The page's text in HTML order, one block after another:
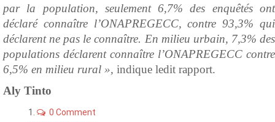
par la population, seulement 6,7% des enquêtés ont
déclaré connaître l’ONAPREGECC, contre 93,3% qui
déclarent ne pas le connaître. En milieu urbain, 7,3% des
populations déclarent connaître l’ONAPREGECC contre
6,5% en milieu rural », indique ledit rapport.
Aly Tinto
0 Comment